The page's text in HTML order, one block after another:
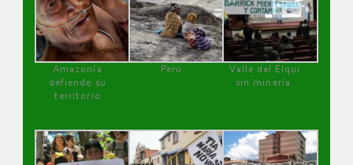
Amazonía
defiende su
territorio
Perú
Valle del Elqui
sin minería.